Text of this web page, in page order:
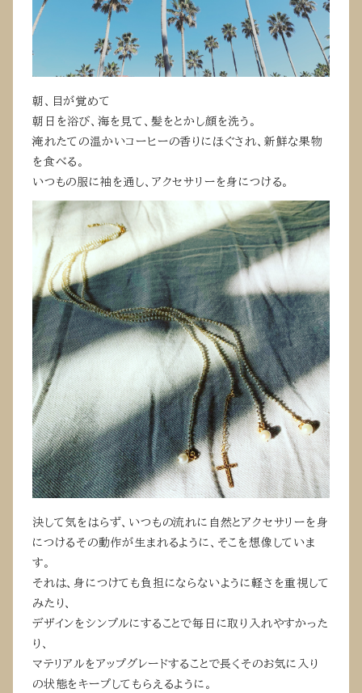
朝、目が覚めて
朝日を浴び、海を見て、髪をとかし顔を洗う。
淹れたての温かいコーヒーの香りにほぐされ、新鮮な果物
を食べる。
いつもの服に袖を通し、アクセサリーを身につける。
決して気をはらず、いつもの流れに自然とアクセサリーを身
につけるその動作が生まれるように、そこを想像していま
す。
それは、身につけても負担にならないように軽さを重視して
みたり、
デザインをシンプルにすることで毎日に取り入れやすかった
り、
マテリアルをアップグレードすることで長くそのお気に入り
の状態をキープしてもらえるように。